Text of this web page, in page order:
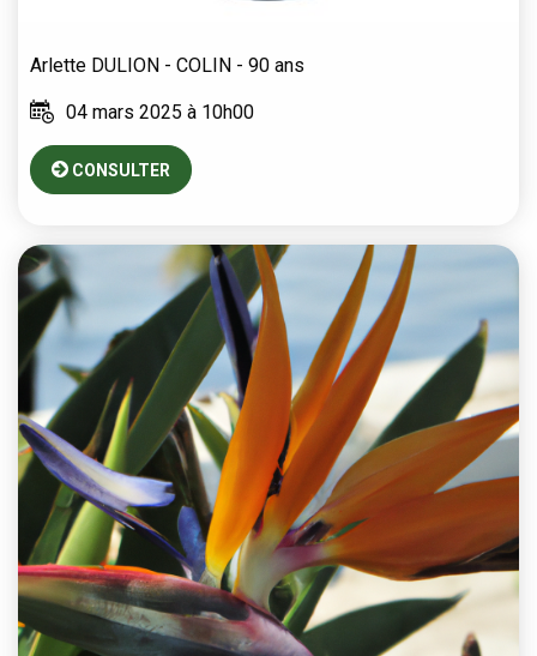
Arlette DULION - COLIN - 90 ans
04 mars 2025 à 10h00
CONSULTER